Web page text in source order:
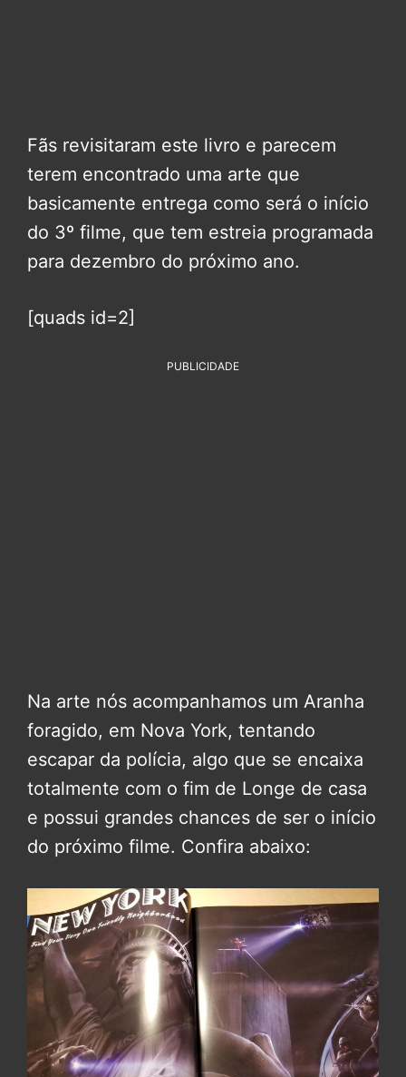
Fãs revisitaram este livro e parecem
terem encontrado uma arte que
basicamente entrega como será o início
do 3º filme, que tem estreia programada
para dezembro do próximo ano.
[quads id=2]
PUBLICIDADE
Na arte nós acompanhamos um Aranha
foragido, em Nova York, tentando
escapar da polícia, algo que se encaixa
totalmente com o fim de Longe de casa
e possui grandes chances de ser o início
do próximo filme. Confira abaixo: